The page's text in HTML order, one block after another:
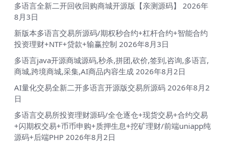
多语言全新二开回收回购商城开源版【亲测源码】
2026年
8月3日
新版本多语言交易所源码/期权秒合约+杠杆合约+智能合约
投资理财+NTF+贷款+输赢控制 2026年8月3日
多语言java开源商城源码,秒杀,拼团,砍价,签到,咨询,多语言,
商城,跨境商城,采集,AI商品内容生成 2026年8月2日
AI量化交易全新二开多语言开源版交易所源码 2026年8月2
日
多语言交易所投资理财源码/全仓逐仓+现货交易+合约交易
+闪期权交易+币币申购+质押生息+挖矿理财/前端uniapp纯
源码+后端PHP 2026年8月2日